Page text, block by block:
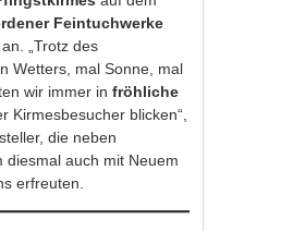
Feintuchwerke
„Trotz des
Wetters, mal Sonne, mal
wir immer infröhliche
Kirmesbesucher blicken“,
die neben
diesmal auch mit Neuem
erfreuten.